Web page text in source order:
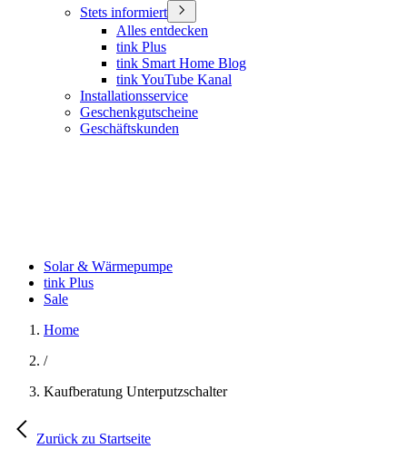
Stets informiert
Alles entdecken
tink Plus
tink Smart Home Blog
tink YouTube Kanal
Installationsservice
Geschenkgutscheine
Geschäftskunden
Solar & Wärmepumpe
tink Plus
Sale
Home
/
Kaufberatung Unterputzschalter
Zurück zu Startseite